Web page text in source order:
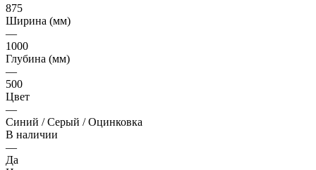
875
Ширина (мм)
—
1000
Глубина (мм)
—
500
Цвет
—
Синий / Серый / Оцинковка
В наличии
—
Да